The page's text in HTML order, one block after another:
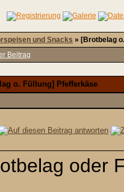
und Snacks » [Brotbelag
Beitrag
o. Füllung] Pfefferkäse
oder